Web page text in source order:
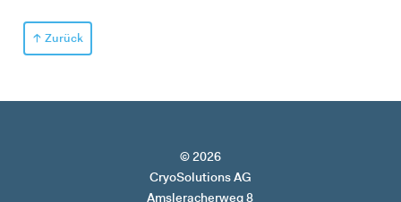
Zurück
© 2026
CryoSolutions AG
Amsleracherweg 8